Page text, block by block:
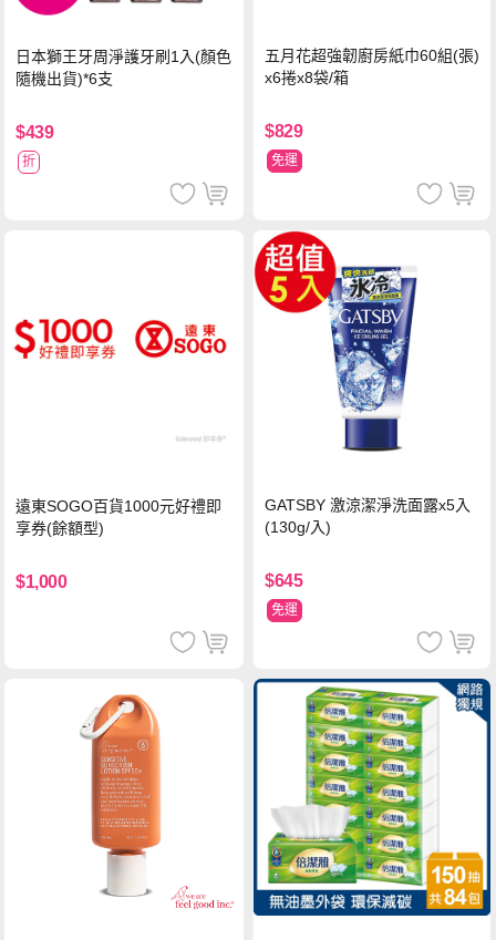
日本獅王牙周淨護牙刷1入(顏色
隨機出貨)*6支
$439
折
五月花超強韌廚房紙巾60組(張)
x6捲x8袋/箱
$829
免運
遠東SOGO百貨1000元好禮即
享券(餘額型)
$1,000
GATSBY 激涼潔淨洗面露x5入
(130g/入)
$645
免運